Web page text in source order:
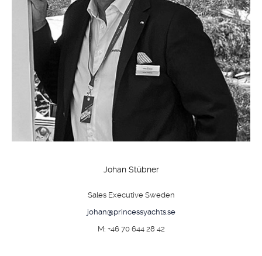
Johan Stübner
Sales Executive Sweden
johan@princessyachts.se
M: +46 70 644 28 42